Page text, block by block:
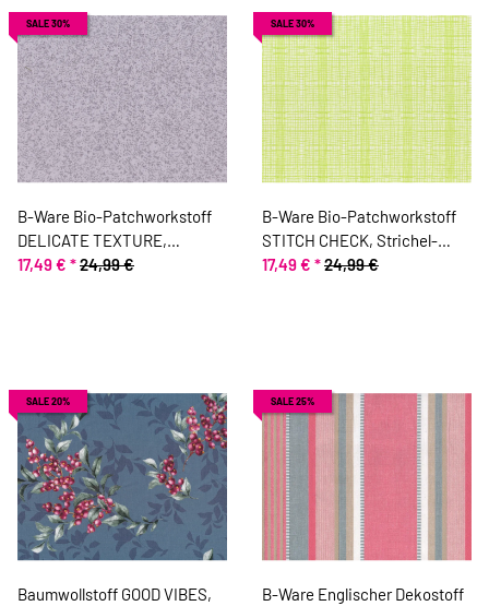
SALE 30%
B-Ware Bio-Patchworkstoff
DELICATE TEXTURE,
Strichelchen, hellgrau-
17,49 € *24,99 €
SALE 30%
B-Ware Bio-Patchworkstoff
STITCH CHECK, Strichel-
Raster, hellgrün-gebrochenes
17,49 € *24,99 €
SALE 20%
Baumwollstoff GOOD VIBES,
SALE 25%
B-Ware Englischer Dekostoff